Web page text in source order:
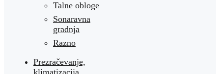
Talne obloge
Sonaravna
gradnja
Razno
Prezračevanje,